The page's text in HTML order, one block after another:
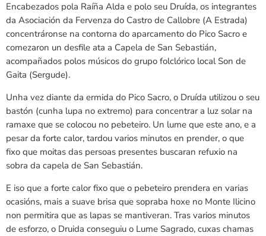
Encabezados pola Raíña Alda e polo seu Druída, os integrantes
da Asociación da Fervenza do Castro de Callobre (A Estrada)
concentráronse na contorna do aparcamento do Pico Sacro e
comezaron un desfile ata a Capela de San Sebastián,
acompañados polos músicos do grupo folclórico local Son de
Gaita (Sergude).
Unha vez diante da ermida do Pico Sacro, o Druída utilizou o seu
bastón (cunha lupa no extremo) para concentrar a luz solar na
ramaxe que se colocou no pebeteiro. Un lume que este ano, e a
pesar da forte calor, tardou varios minutos en prender, o que
fixo que moitas das persoas presentes buscaran refuxio na
sobra da capela de San Sebastián.
E iso que a forte calor fixo que o pebeteiro prendera en varias
ocasións, mais a suave brisa que sopraba hoxe no Monte Ilicino
non permitira que as lapas se mantiveran. Tras varios minutos
de esforzo, o Druida conseguiu o Lume Sagrado, cuxas chamas